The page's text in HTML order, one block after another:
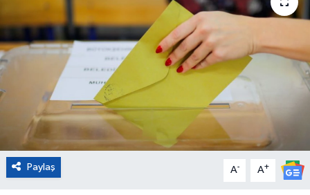
Paylaş A- A+
Sağlık
Magazin
Turizm
Kültür ve Sanat